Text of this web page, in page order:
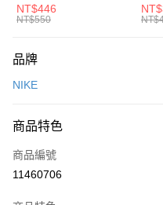
元大商業銀行
台灣樂天信用卡公司
AFTEE先享後付
【關於「AFTEE先享後付」】
便利好安心！
３．安心：先確認商品／服務後，
【「AFTEE先享後付」結帳流程】
１．於結帳方式選擇「AFTEE先
２．訂單成立數日內，您將收到繳
運送方式
每筆NT$100，滿NT$1,500(含
宅配
每筆NT$100，滿NT$1,500(含
中統襪 FZ3393100
NT$446
NT$550
品牌
NIKE
商品特色
商品編號
11460706